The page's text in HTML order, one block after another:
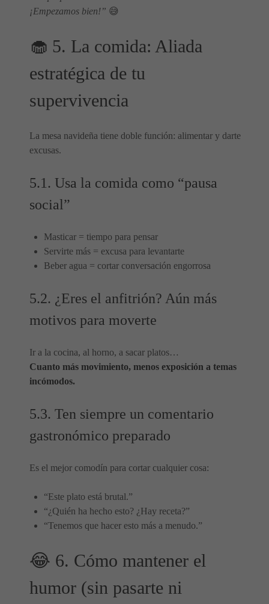
¡Empezamos bien!” 😅
🧁 5. La comida: Aliada
estratégica de tu
supervivencia
La mesa navideña tiene doble función: alimentar y darte
excusas.
5.1. Usa la comida como “pausa
social”
Masticar = tiempo para pensar
Servirte más = excusa para levantarte
Beber agua = cortar conversación engorrosa
5.2. ¿Eres el anfitrión? Aún más
motivos para moverte
Ir a la cocina, al horno, a sacar platos…
Cuanto más movimiento, menos exposición a temas
incómodos.
5.3. Ten siempre un comentario
gastronómico preparado
Es el mejor comodín para cortar cualquier cosa:
“Este plato está brutal.”
“¿Quién ha hecho esto? ¿Hay receta?”
“Tenemos que hacer esto más a menudo.”
😂 6. Cómo mantener el
humor (sin pasarte ni